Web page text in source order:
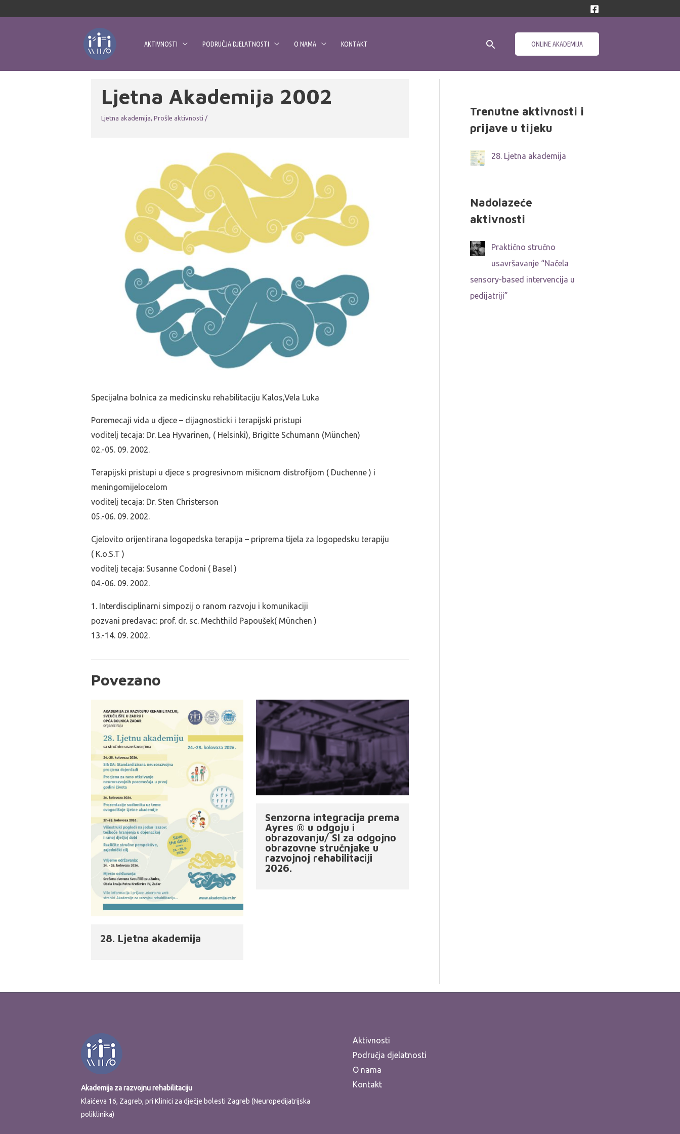
AKTIVNOSTI PODRUČJA DJELATNOSTI O NAMA KONTAKT Search ONLINE AKADEMIJA
Ljetna Akademija 2002
Ljetna akademija, Prošle aktivnosti /
Specijalna bolnica za medicinsku rehabilitaciju Kalos,Vela Luka
Poremecaji vida u djece – dijagnosticki i terapijski pristupi
voditelj tecaja: Dr. Lea Hyvarinen, ( Helsinki), Brigitte Schumann (München)
02.-05. 09. 2002.
Terapijski pristupi u djece s progresivnom mišicnom distrofijom ( Duchenne ) i
meningomijelocelom
voditelj tecaja: Dr. Sten Christerson
05.-06. 09. 2002.
Cjelovito orijentirana logopedska terapija – priprema tijela za logopedsku terapiju
( K.o.S.T )
voditelj tecaja: Susanne Codoni ( Basel )
04.-06. 09. 2002.
1. Interdisciplinarni simpozij o ranom razvoju i komunikaciji
pozvani predavac: prof. dr. sc. Mechthild Papoušek( München )
13.-14. 09. 2002.
Povezano
28. Ljetna akademija
Senzorna integracija prema
Ayres ® u odgoju i
obrazovanju/ SI za odgojno
obrazovne stručnjake u
razvojnoj rehabilitaciji
2026.
Trenutne aktivnosti i
prijave u tijeku
28. Ljetna akademija
Nadolazeće
aktivnosti
Praktično stručno
usavršavanje “Načela
sensory-based intervencija u
pedijatriji”
Akademija za razvojnu rehabilitaciju
Klaićeva 16, Zagreb, pri Klinici za dječje bolesti Zagreb (Neuropedijatrijska
poliklinika)
Aktivnosti
Područja djelatnosti
O nama
Kontakt